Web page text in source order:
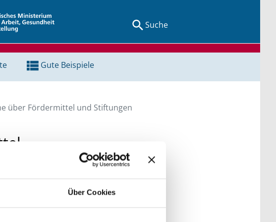
Über Cookies
Suche
Gute Beispiele
über Fördermittel und Stiftungen
Bei der Suche bitte die Groß- und